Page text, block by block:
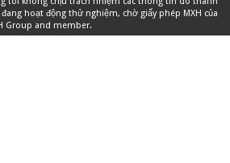
hoạt động thử nghiệm, chờ giấy phép MXH của
Group and member.